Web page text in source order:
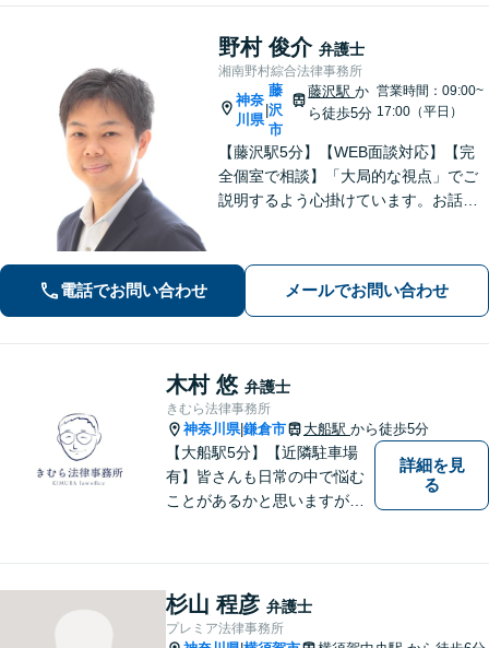
野村 俊介 弁護士
湘南野村綜合法律事務所
神奈
川県
|
藤
沢
市
藤沢駅か
ら徒歩5分
営業時間：09:00~
17:00（平日）
【藤沢駅5分】【WEB面談対応】【完
全個室で相談】「大局的な視点」でご
説明するよう心掛けています。お話を
般社団法人の代表者を経験した弁護
士」「AIを活用した効率的な契約書レ
ビュー」
電話でお問い合わせ メールでお問い合わせ
木村 悠 弁護士
きむら法律事務所
神奈川県|鎌倉市 大船駅 から徒歩5分
【大船駅5分】【近隣駐車場
有】皆さんも日常の中で悩む
ことがあるかと思いますが、
方々により良い法律サービス
を届けていきたいと思いま
す。 ぜひご相談ください。
詳細を見
る
杉山 程彦 弁護士
プレミア法律事務所